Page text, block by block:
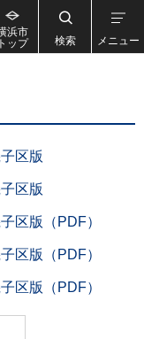
浜市
トップ
検索 メニュー
区版
区版
区版（PDF）
区版（PDF）
区版（PDF）